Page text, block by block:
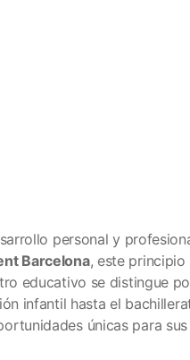
personal y
Barcelona, este principio
educativo se distingue
infantil hasta el
únicas para sus